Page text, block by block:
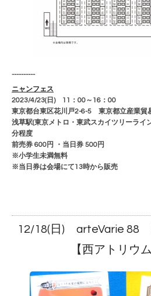
----------
ニャンフェス
2023/4/23(日) 11：00～16：00
東京都台東区花川戸2-6-5 東京都立産業貿
浅草駅(東京メトロ・東武スカイツリーライ
分程度
前売券 600円 ・当日券 500円
※小学生未満無料
※当日券は会場にて13時から販売
12/18(日) arteVarie 88
【西アトリウ